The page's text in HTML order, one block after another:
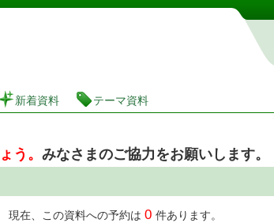
書検索・予約システム
新着資料 テーマ資料
う。 みなさまのご協力をお願いします。
現在、この資料への予約は 0 件あります。